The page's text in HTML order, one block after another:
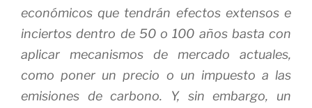
económicos que tendrán efectos extensos e
inciertos dentro de 50 o 100 años basta con
aplicar mecanismos de mercado actuales,
como poner un precio o un impuesto a las
emisiones de carbono. Y, sin embargo, un